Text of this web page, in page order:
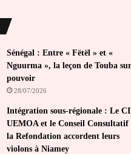
Sénégal : Entre « Fëtël » et «
Nguurma », la leçon de Touba
pouvoir
28/07/2026
Intégration sous-régionale : Le
UEMOA et le Conseil Consultatif
la Refondation accordent leurs
violons à Niamey